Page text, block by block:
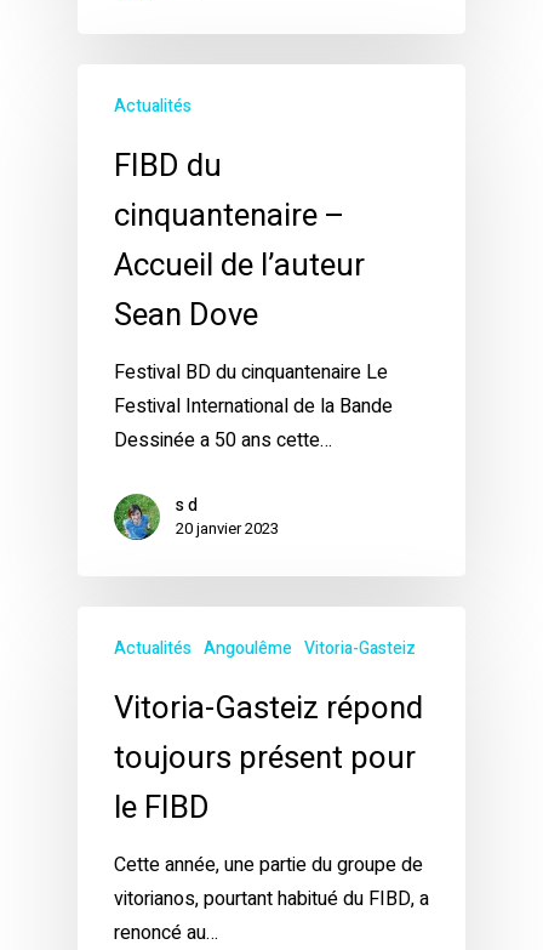
Actualités
FIBD du
cinquantenaire –
Accueil de l’auteur
Sean Dove
Festival BD du cinquantenaire Le
Festival International de la Bande
Dessinée a 50 ans cette…
s d
20 janvier 2023
Actualités Angoulême Vitoria-Gasteiz
Vitoria-Gasteiz répond
toujours présent pour
le FIBD
Cette année, une partie du groupe de
vitorianos, pourtant habitué du FIBD, a
renoncé au…